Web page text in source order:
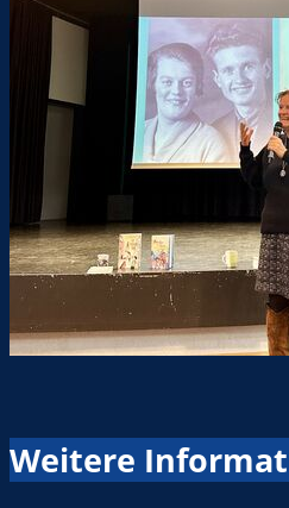
Weitere